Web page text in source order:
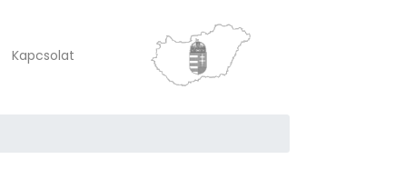
Kapcsolat